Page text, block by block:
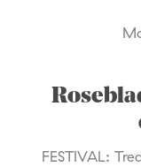
FESTIVAL: